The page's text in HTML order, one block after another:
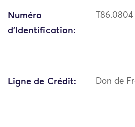
Numéro
d'Identification:
T86.0804
Ligne de Crédit: Don de